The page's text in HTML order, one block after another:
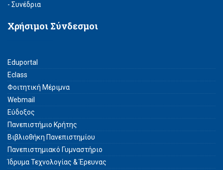
- Συνέδρια
Χρήσιμοι Σύνδεσμοι
Eduportal
Eclass
Φοιτητική Μέριμνα
Webmail
Εύδοξος
Πανεπιστήμιο Κρήτης
Βιβλιοθήκη Πανεπιστημίου
Πανεπιστημιακό Γυμναστήριο
Ίδρυμα Τεχνολογίας & Έρευνας